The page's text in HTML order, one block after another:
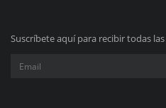
Suscríbete aquí para recibir todas